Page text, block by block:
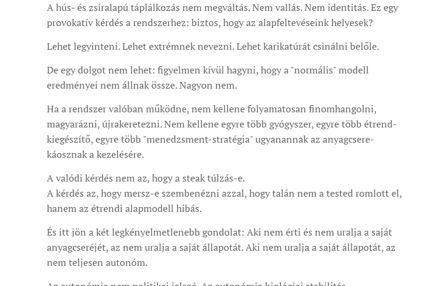
A hús- és zsíralapú táplálkozás nem megváltás. Nem vallás. Nem identitás. Ez egy
provokatív kérdés a rendszerhez: biztos, hogy az alapfeltevéseink helyesek?
Lehet legyinteni. Lehet extrémnek nevezni. Lehet karikatúrát csinálni belőle.
De egy dolgot nem lehet: figyelmen kívül hagyni, hogy a "normális" modell
eredményei nem állnak össze. Nagyon nem.
Ha a rendszer valóban működne, nem kellene folyamatosan finomhangolni,
magyarázni, újrakeretezni. Nem kellene egyre több gyógyszer, egyre több étrend-
kiegészítő, egyre több "menedzsment-stratégia" ugyanannak az anyagcsere-
káosznak a kezelésére.
A valódi kérdés nem az, hogy a steak túlzás-e.
A kérdés az, hogy mersz-e szembenézni azzal, hogy talán nem a tested romlott el,
hanem az étrendi alapmodell hibás.
És itt jön a két legkényelmetlenebb gondolat: Aki nem érti és nem uralja a saját
anyagcseréjét, az nem uralja a saját állapotát. Aki nem uralja a saját állapotát, az
nem teljesen autonóm.